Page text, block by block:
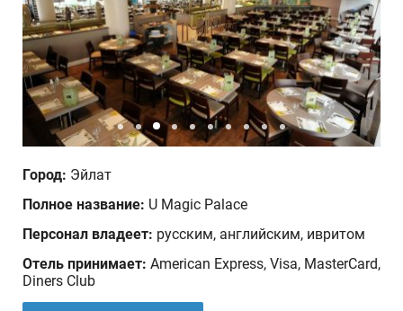
Город: Эйлат
Полное название: U Magic Palace
Персонал владеет: русским, английским, ивритом
Отель принимает: American Express, Visa, MasterCard,
Diners Club
Дата заезда
Дата отъезда
Ваши пожелания